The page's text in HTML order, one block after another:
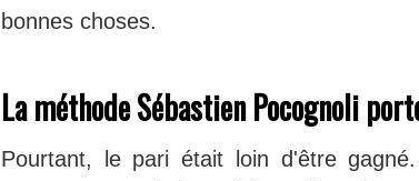
bonnes choses.
La méthode Sébastien Pocognoli
Pourtant, le pari était loin d'être